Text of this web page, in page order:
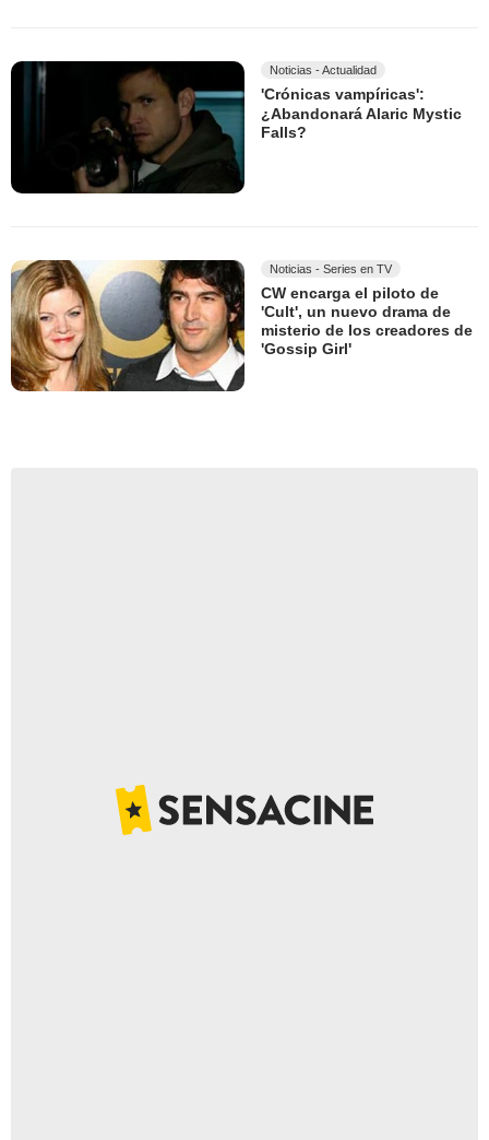
Noticias - Actualidad
'Crónicas vampíricas':
¿Abandonará Alaric Mystic
Falls?
Noticias - Series en TV
CW encarga el piloto de
'Cult', un nuevo drama de
misterio de los creadores de
'Gossip Girl'